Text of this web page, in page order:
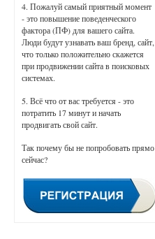
4. Пожалуй самый приятный момент
- это повышение поведенческого
фактора (ПФ) для вашего сайта.
Люди будут узнавать ваш бренд, сайт,
что только положительно скажется
при продвижении сайта в поисковых
системах.
5. Всё что от вас требуется - это
потратить 17 минут и начать
продвигать свой сайт.
Так почему бы не попробовать прямо
сейчас?